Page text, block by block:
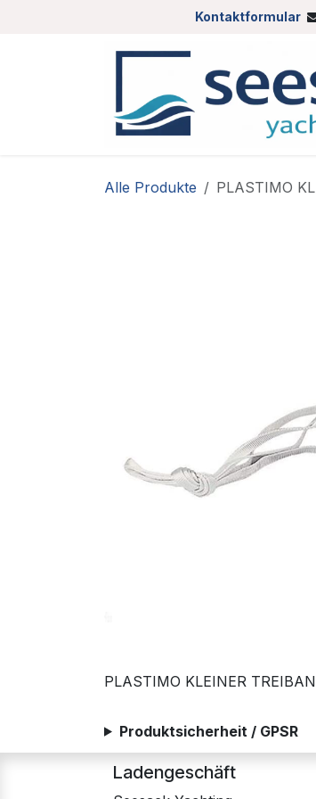
Kontaktformular
Alle Produkte PLASTIMO
PLASTIMO KLEINER
Produktsicherheit / GPSR
Ladengeschäft